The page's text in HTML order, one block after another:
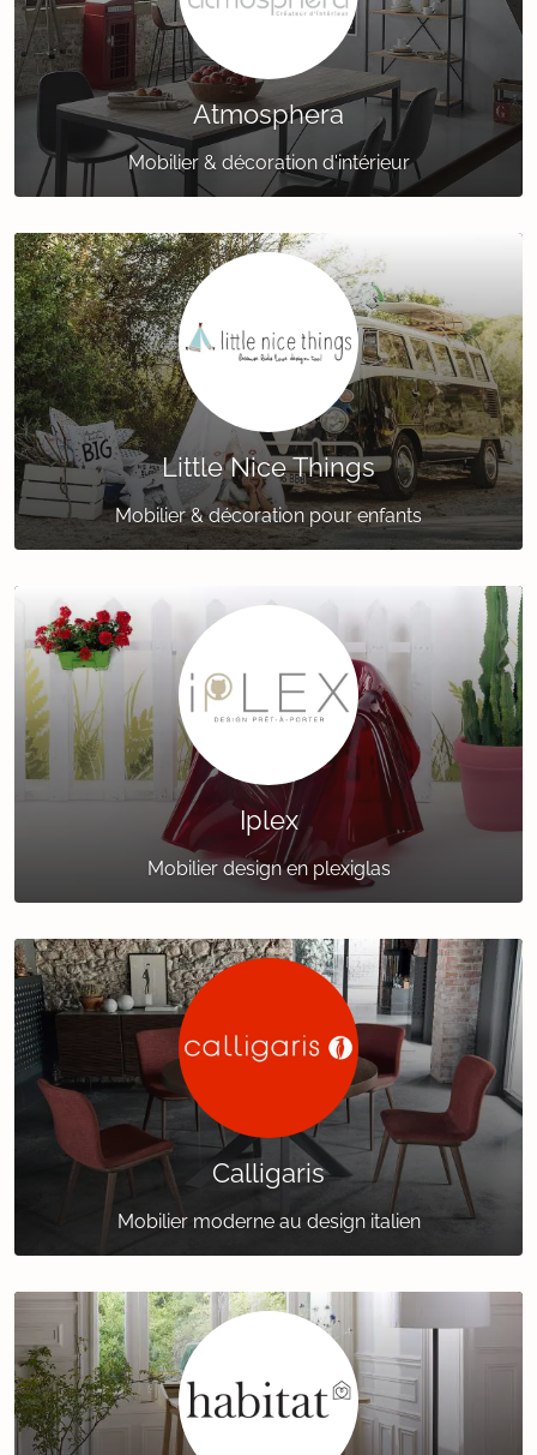
Atmosphera
Mobilier & décoration d'intérieur
Little Nice Things
Mobilier & décoration pour enfants
Iplex
Mobilier design en plexiglas
Calligaris
Mobilier moderne au design italien